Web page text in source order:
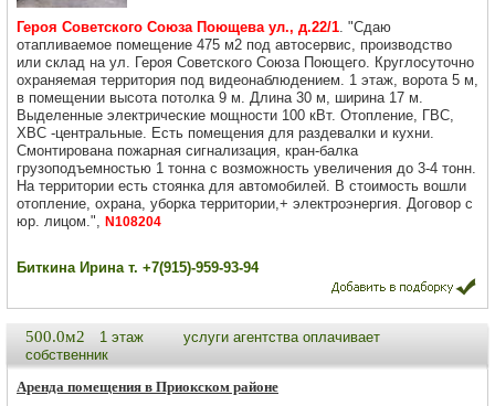
Героя Советского Союза Поющева ул., д.22/1. "Сдаю
отапливаемое помещение 475 м2 под автосервис, производство
или склад на ул. Героя Советского Союза Поющего. Круглосуточно
охраняемая территория под видеонаблюдением. 1 этаж, ворота 5 м,
в помещении высота потолка 9 м. Длина 30 м, ширина 17 м.
Выделенные электрические мощности 100 кВт. Отопление, ГВС,
ХВС -центральные. Есть помещения для раздевалки и кухни.
Смонтирована пожарная сигнализация, кран-балка
грузоподъемностью 1 тонна с возможность увеличения до 3-4 тонн.
На территории есть стоянка для автомобилей. В стоимость вошли
отопление, охрана, уборка территории,+ электроэнергия. Договор с
юр. лицом.", N108204
Биткина Ирина т. +7(915)-959-93-94
500.0м2 1 этаж
услуги агентства оплачивает
собственник
Аренда помещения в Приокском районе